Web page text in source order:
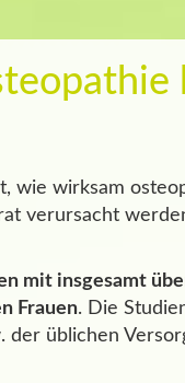
wie wirksam
verursacht
mit insgesamt
Frauen. Die
üblichen